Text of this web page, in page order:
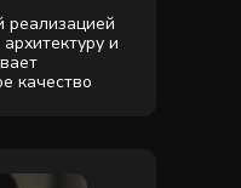
реализацией
и
качество